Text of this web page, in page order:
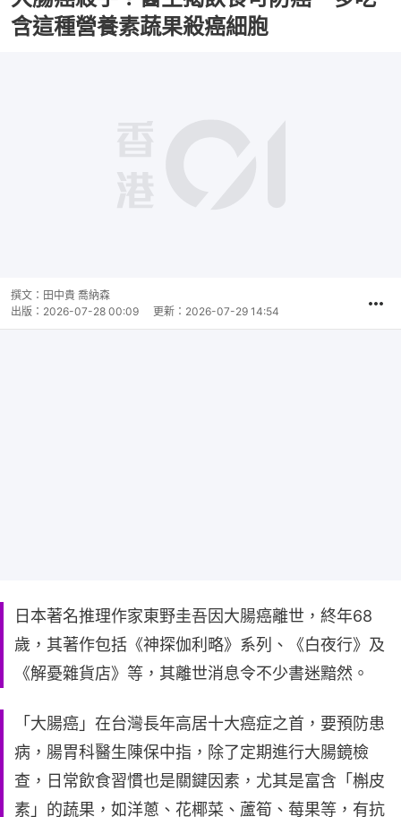
含這種營養素蔬果殺癌細胞
撰文： 田中貴 喬納森
出版： 2026-07-28 00:09 更新： 2026-07-29 14:54
日本著名推理作家東野圭吾因大腸癌離世，終年68
歲，其著作包括《神探伽利略》系列、《白夜行》及
《解憂雜貨店》等，其離世消息令不少書迷黯然。
「大腸癌」在台灣長年高居十大癌症之首，要預防患
病，腸胃科醫生陳保中指，除了定期進行大腸鏡檢
查，日常飲食習慣也是關鍵因素，尤其是富含「槲皮
素」的蔬果，如洋蔥、花椰菜、蘆筍、莓果等，有抗